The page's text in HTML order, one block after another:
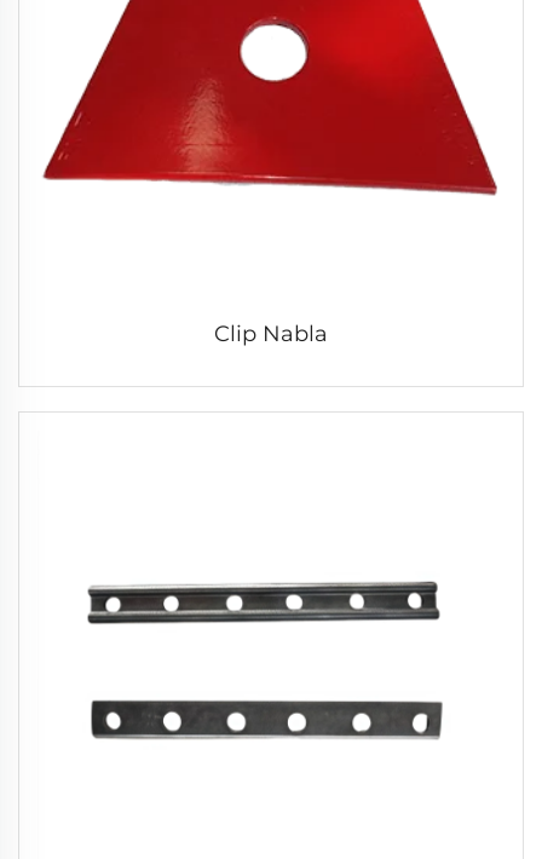
Clip Nabla